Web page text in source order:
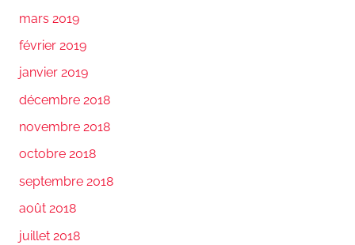
mars 2019
février 2019
janvier 2019
décembre 2018
novembre 2018
octobre 2018
septembre 2018
août 2018
juillet 2018